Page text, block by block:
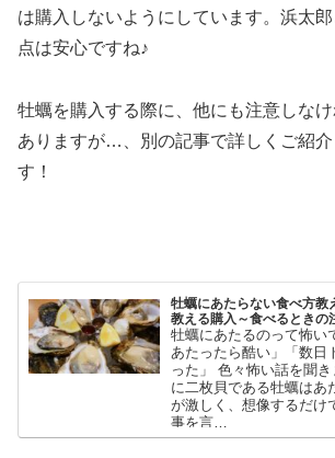
は購入しないようにしています。浜太
点は安心ですね♪
牡蠣を購入する際に、他にも注意しな
ありますが…、別の記事で詳しくご紹介
す！
牡蠣にあたらない食べ方教
教える購入～食べるときの
牡蠣にあたるのって怖
あたったら酷い」「数日
った」 色々怖い話を聞
に二枚貝である牡蠣はあ
が激しく、想像するだけ
事を言…